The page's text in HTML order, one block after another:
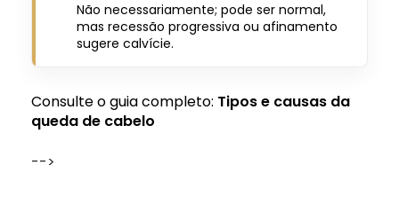
Não necessariamente; pode ser normal,
mas recessão progressiva ou afinamento
sugere calvície.
Consulte o guia completo: Tipos e causas da
queda de cabelo
-->